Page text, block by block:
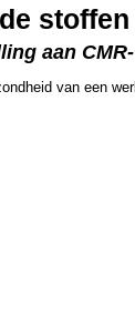
stoffen
aan
van een